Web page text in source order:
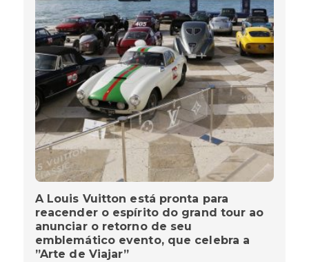
A Louis Vuitton está pronta para
reacender o espírito do grand tour ao
anunciar o retorno de seu
emblemático evento, que celebra a
”Arte de Viajar”